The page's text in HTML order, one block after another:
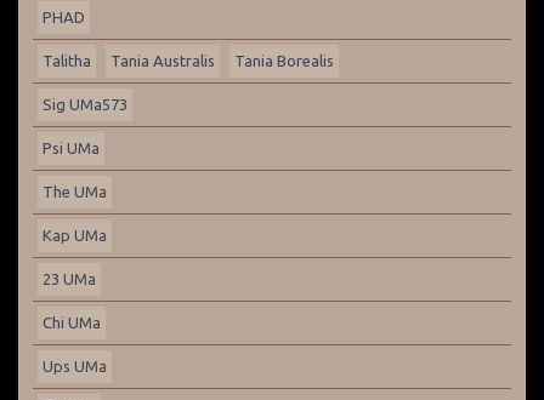
PHAD
Talitha Tania Australis Tania Borealis
Sig UMa573
Psi UMa
The UMa
Kap UMa
23 UMa
Chi UMa
Ups UMa